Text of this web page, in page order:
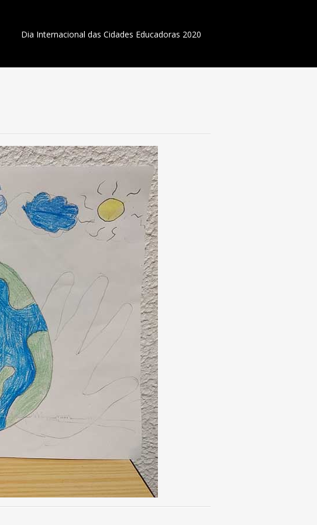
Dia Internacional das Cidades Educadoras 2020